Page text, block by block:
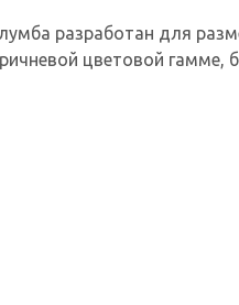
разработан для
цветовой гамме,